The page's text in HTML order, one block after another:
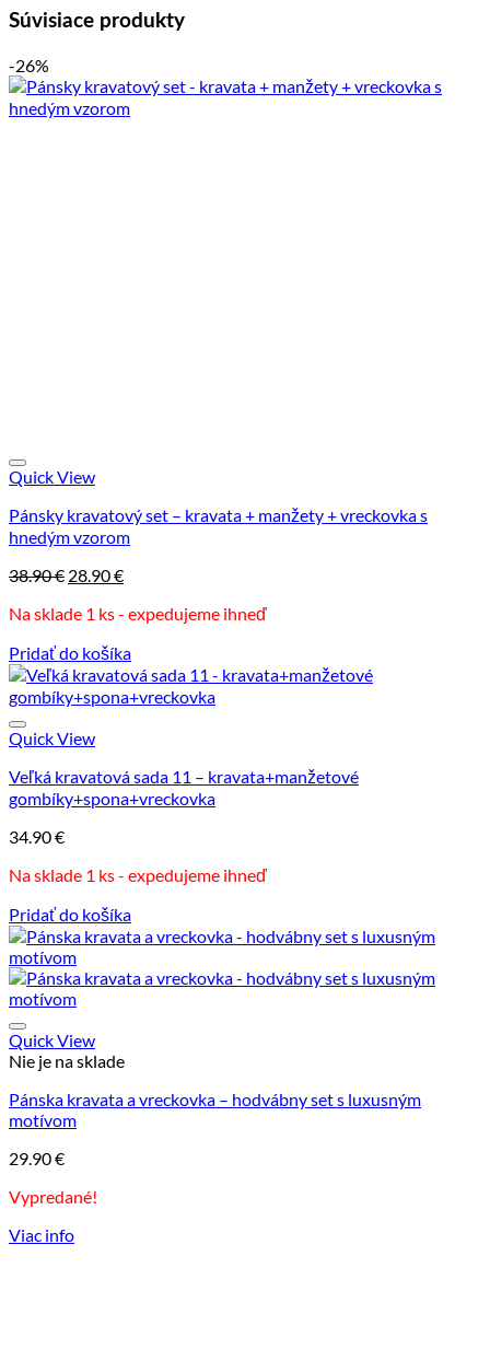
Súvisiace produkty
-26%
Quick View
Pánsky kravatový set – kravata + manžety + vreckovka s
hnedým vzorom
38.90€ Pôvodná
bola:
28.90€Aktuálna
je:
Na sklade 1 ks - expedujeme ihneď
Pridať do košíka
Quick View
Veľká kravatová sada 11 – kravata+manžetové
gombíky+spona+vreckovka
34.90€
Na sklade 1 ks - expedujeme ihneď
Pridať do košíka
Quick View
Nie je na sklade
Pánska kravata a vreckovka – hodvábny set s luxusným
motívom
29.90€
Vypredané!
Viac info